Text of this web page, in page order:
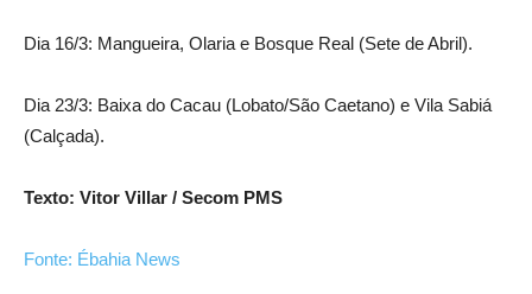
Dia 16/3: Mangueira, Olaria e Bosque Real (Sete de Abril).
Dia 23/3: Baixa do Cacau (Lobato/São Caetano) e Vila Sabiá
(Calçada).
Texto: Vitor Villar / Secom PMS
Fonte: Ébahia News